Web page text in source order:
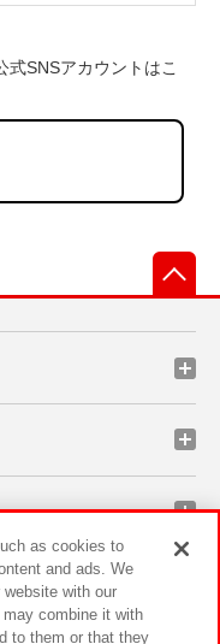
SNSアカウントはこ
as cookies to
and ads. We
with our
combine it with
to them or that they